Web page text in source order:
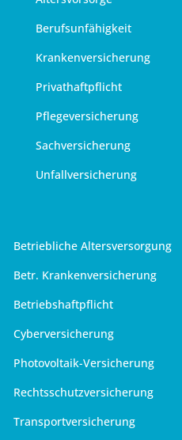
Berufsunfähigkeit
Krankenversicherung
Privathaftpflicht
Pflegeversicherung
Sachversicherung
Unfallversicherung
Betriebliche Altersversorgung
Betr. Krankenversicherung
Betriebshaftpflicht
Cyberversicherung
Photovoltaik-Versicherung
Rechtsschutzversicherung
Transportversicherung